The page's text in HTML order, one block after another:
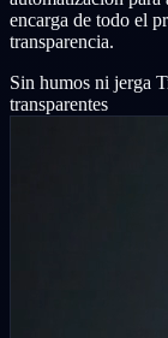
encarga de todo el
transparencia.
Sin humos ni jerga
transparentes